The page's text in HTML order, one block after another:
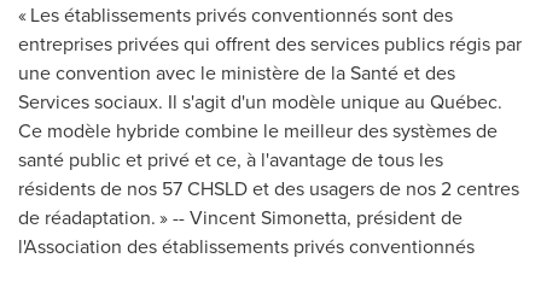
« Les établissements privés conventionnés sont des
entreprises privées qui offrent des services publics régis par
une convention avec le ministère de la Santé et des
Services sociaux. Il s'agit d'un modèle unique au Québec.
Ce modèle hybride combine le meilleur des systèmes de
santé public et privé et ce, à l'avantage de tous les
résidents de nos 57 CHSLD et des usagers de nos 2 centres
de réadaptation. » --Vincent Simonetta, président de
l'Association des établissements privés conventionnés